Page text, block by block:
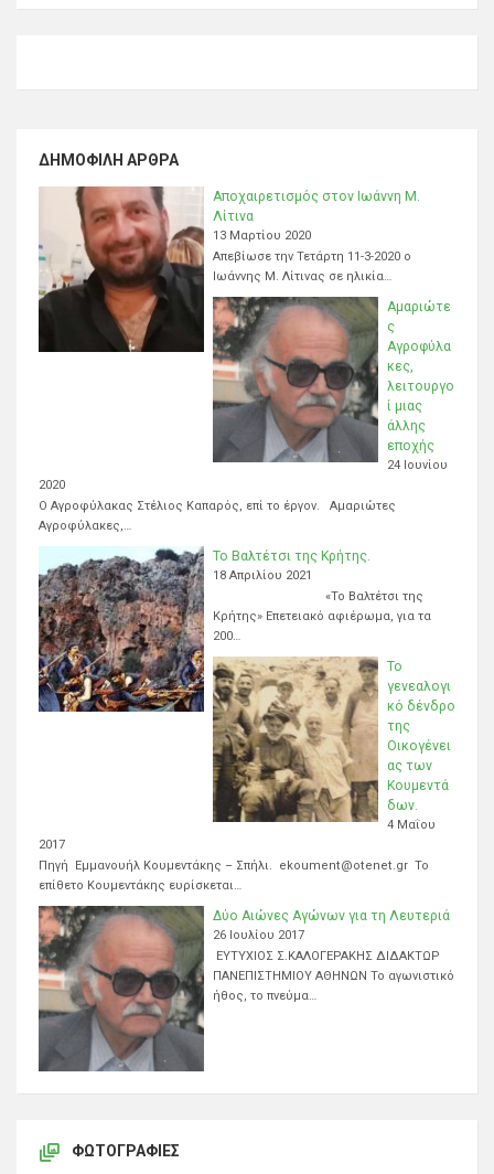
ΔΗΜΟΦΙΛΉ ΆΡΘΡΑ
Αποχαιρετισμός στον Ιωάννη Μ.
Λίτινα
13 Μαρτίου 2020
Απεβίωσε την Τετάρτη 11-3-2020 ο
Ιωάννης Μ. Λίτινας σε ηλικία…
Αμαριώτε
ς
Αγροφύλα
κες,
λειτουργο
ί μιας
άλλης
εποχής
24 Ιουνίου
2020
Ο Αγροφύλακας Στέλιος Καπαρός, επί το έργον. Αμαριώτες
Αγροφύλακες,…
Το Βαλτέτσι της Κρήτης.
18 Απριλίου 2021
«Το Βαλτέτσι της
Κρήτης» Επετειακό αφιέρωμα, για τα
200…
Το
γενεαλογι
κό δένδρο
της
Οικογένει
ας των
Κουμεντά
δων.
4 Μαΐου
2017
Πηγή Εμμανουήλ Κουμεντάκης – Σπήλι. ekoument@otenet.gr Το
επίθετο Κουμεντάκης ευρίσκεται…
Δύο Αιώνες Αγώνων για τη Λευτεριά
26 Ιουλίου 2017
ΕΥΤΥΧΙΟΣ Σ.ΚΑΛΟΓΕΡΑΚΗΣ ΔΙΔΑΚΤΩΡ
ΠΑΝΕΠΙΣΤΗΜΙΟΥ ΑΘΗΝΩΝ Το αγωνιστικό
ήθος, το πνεύμα…
ΦΩΤΟΓΡΑΦΊΕΣ